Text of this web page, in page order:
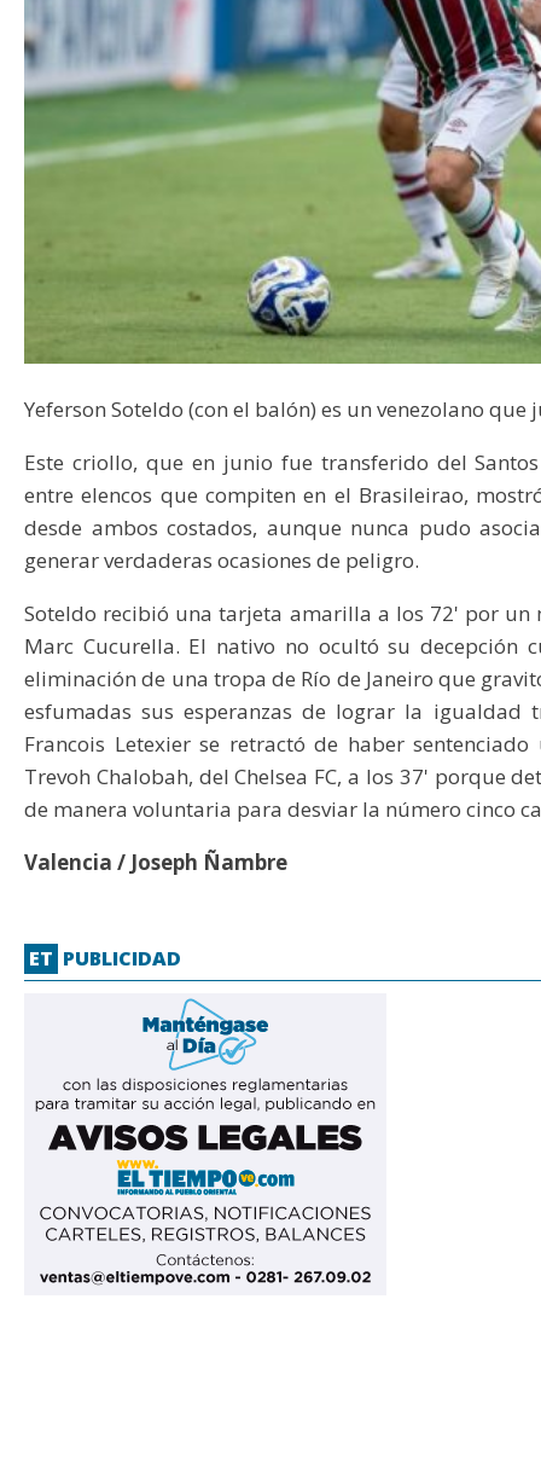
Yeferson Soteldo (con el balón) es un venezolano
Este criollo, que en junio fue transferido del
entre elencos que compiten en el Brasileirao,
desde ambos costados, aunque nunca pudo
generar verdaderas ocasiones de peligro.
Soteldo recibió una tarjeta amarilla a los 72' por un
Marc Cucurella. El nativo no ocultó su decepción
eliminación de una tropa de Río de Janeiro que
esfumadas sus esperanzas de lograr la igualdad
Francois Letexier se retractó de haber
Trevoh Chalobah, del Chelsea FC, a los 37' porque
de manera voluntaria para desviar la número cinco
Valencia / Joseph Ñambre
ET PUBLICIDAD